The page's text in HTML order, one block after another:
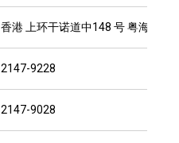
香港 上环干诺道中148 号 粤海投资
2147-9228
2147-9028